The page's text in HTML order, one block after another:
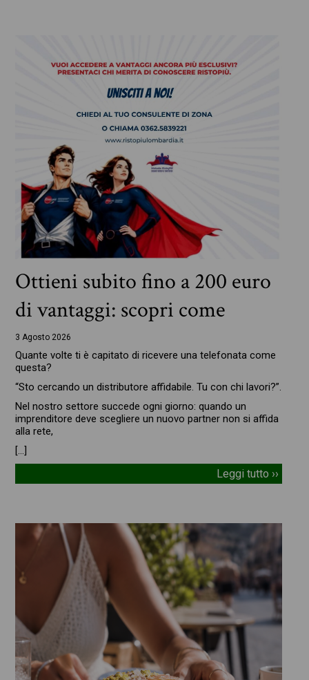
Ottieni subito fino a 200 euro
di vantaggi: scopri come
3 Agosto 2026
Quante volte ti è capitato di ricevere una telefonata come
questa?
“Sto cercando un distributore affidabile. Tu con chi lavori?”.
Nel nostro settore succede ogni giorno: quando un
imprenditore deve scegliere un nuovo partner non si affida
alla rete,
[…]
Leggi tutto ››